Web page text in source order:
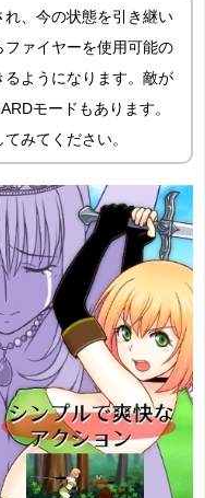
、今の状態を引き継い
ァイヤーを使用可能の
ようになります。敵が
モードもあります。
みてください。